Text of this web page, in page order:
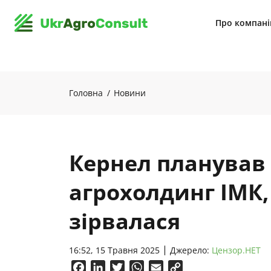
Про
Головна Новини
Кернел
агрохолдинг
зірвалася
16:52, 15 Травня 2025 Джерело: Цензор.НЕТ
FacebookLinkedInTwitterWhatsApp
Email